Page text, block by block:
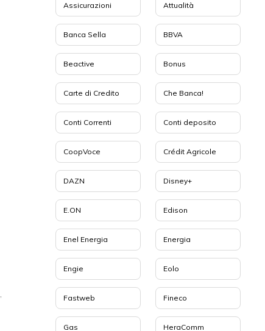
Assicurazioni Attualità
Banca Sella BBVA
Beactive Bonus
Carte di Credito Che Banca!
Conti Correnti Conti deposito
CoopVoce Crédit Agricole
DAZN Disney+
E.ON Edison
Enel Energia Energia
Engie Eolo
Fastweb Fineco
Gas HeraComm